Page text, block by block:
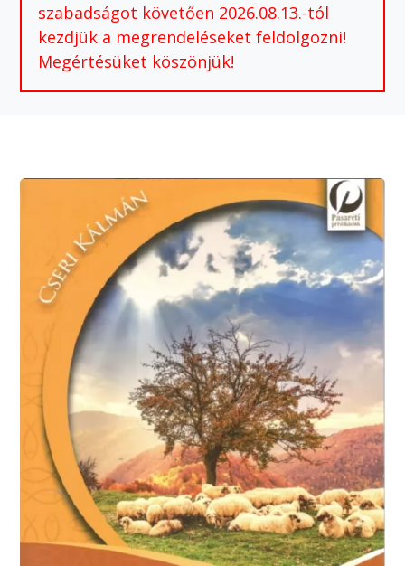
szabadságot követően 2026.08.13.-tól
kezdjük a megrendeléseket feldolgozni!
Megértésüket köszönjük!